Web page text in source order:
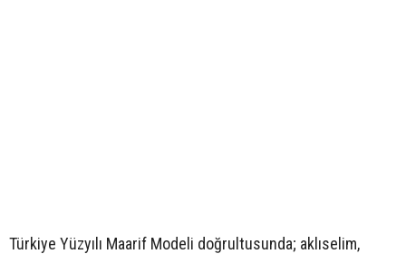
Türkiye Yüzyılı Maarif Modeli doğrultusunda; aklıselim,